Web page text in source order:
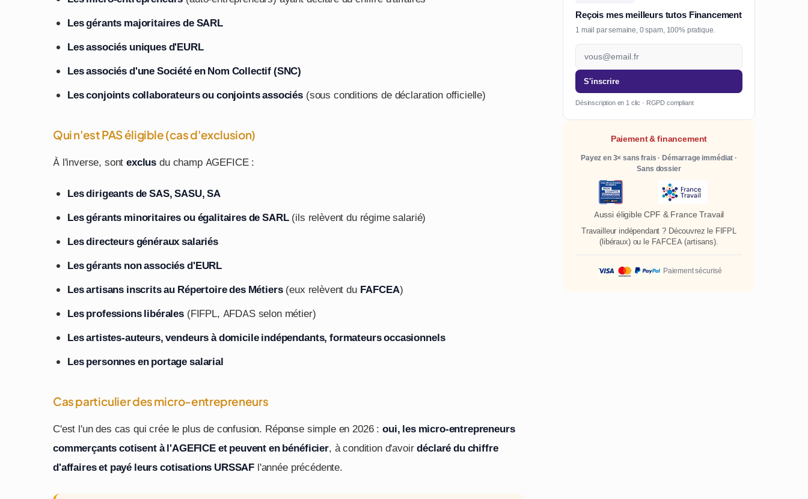
Les gérants majoritaires de SARL
Les associés uniques d'EURL
Les associés d'une Société en Nom Collectif (SNC)
Les conjoints collaborateurs ou conjoints associés (sous conditions de déclaration officielle)
Qui n'est PAS éligible (cas d'exclusion)
À l'inverse, sontexclus du champ AGEFICE :
Les dirigeants de SAS, SASU, SA
Les gérants minoritaires ou égalitaires de SARL(ils relèvent du régime salarié)
Les directeurs généraux salariés
Les gérants non associés d'EURL
Les artisans inscrits au Répertoire des Métiers(eux relèvent du FAFCEA)
Les professions libérales (FIFPL, AFDAS selon métier)
Les artistes-auteurs, vendeurs à domicile indépendants, formateurs occasionnels
Les personnes en portage salarial
Cas particulier des micro-entrepreneurs
C'est l'un des cas qui crée le plus de confusion. Réponse simple en 2026 :oui, les micro-entrepreneurs
commerçants cotisent à l'AGEFICE et peuvent en bénéficier, à condition d'avoirdéclaré du chiffre
d'affaires et payé leurs cotisations URSSAF l'année précédente.
Reçois mes meilleurs tutos Financement
1 mail par semaine, 0 spam, 100% pratique.
S'inscrire
Désinscription en 1 clic · RGPD compliant
Paiement & financement
Payez en 3× sans frais · Démarrage immédiat ·
Sans dossier
Aussi éligible CPF & France Travail
Travailleur indépendant ? Découvrez le FIFPL
(libéraux) ou le FAFCEA (artisans).
Paiement sécurisé